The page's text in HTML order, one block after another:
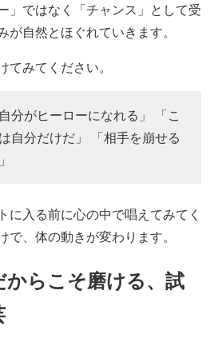
」ではなく「チャンス」として受
が自然とほぐれていきます。
てみてください。
分がヒーローになれる」 「こ
自分だけだ」 「相手を崩せる
に入る前に心の中で唱えてみてく
で、体の動きが変わります。
からこそ磨ける、試